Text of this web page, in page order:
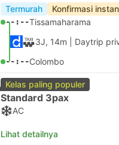
Termurah Konfirmasi instan
--:--Tissamaharama
3J, 14m | Daytrip
--:--Colombo
Kelas paling populer
Standard 3pax
AC
Lihat detailnya